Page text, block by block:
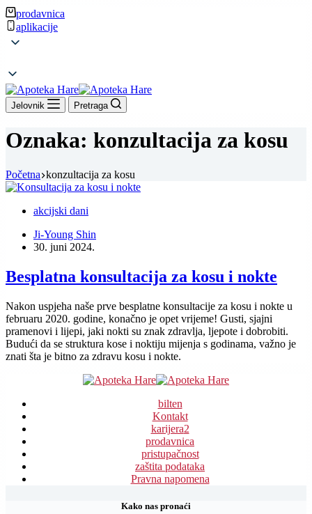
prodavnica
aplikacije
Jelovnik Pretraga
Oznaka: konzultacija za kosu
Početna konzultacija za kosu
akcijski dani
Ji-Young Shin
30. juni 2024.
Besplatna konsultacija za kosu i nokte
Nakon uspjeha naše prve besplatne konsultacije za kosu i nokte u
februaru 2020. godine, konačno je opet vrijeme! Gusti, sjajni
pramenovi i lijepi, jaki nokti su znak zdravlja, ljepote i dobrobiti.
Budući da se struktura kose i noktiju mijenja s godinama, važno je
znati šta je bitno za zdravu kosu i nokte.
bilten
Kontakt
karijera2
prodavnica
pristupačnost
zaštita podataka
Pravna napomena
Kako nas pronaći